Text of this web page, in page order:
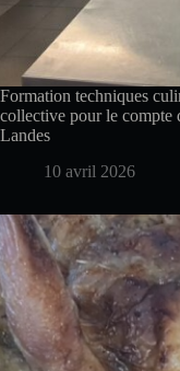
Formation techniques
collective pour le compte
Landes
10 avril 2026